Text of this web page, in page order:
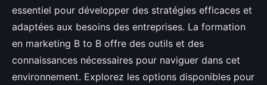
essentiel pour développer des stratégies efficaces et
adaptées aux besoins des entreprises. La formation
en marketing B to B offre des outils et des
connaissances nécessaires pour naviguer dans cet
environnement. Explorez les options disponibles pour